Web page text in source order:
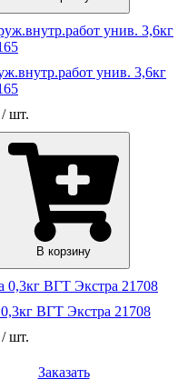
унив. 3,6кг
шт.
В корзину
ВГТ Экстра 21708
шт.
Заказать